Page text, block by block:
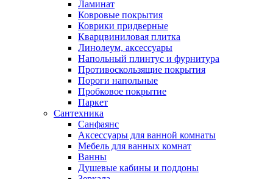
Ламинат
Ковровые покрытия
Коврики придверные
Кварцвиниловая плитка
Линолеум, аксессуары
Напольный плинтус и фурнитура
Противоскользящие покрытия
Пороги напольные
Пробковое покрытие
Паркет
Сантехника
Санфаянс
Аксессуары для ванной комнаты
Мебель для ванных комнат
Ванны
Душевые кабины и поддоны